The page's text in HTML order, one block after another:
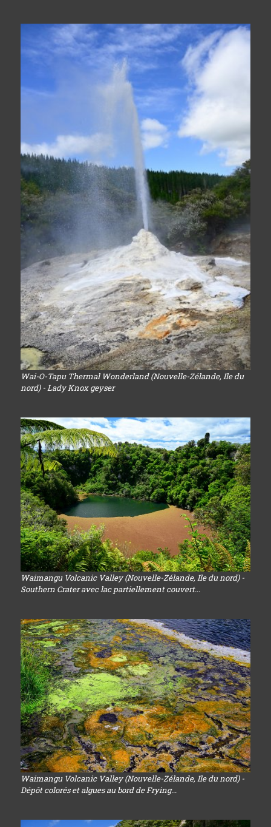
Wai-O-Tapu Thermal Wonderland (Nouvelle-Zélande, Ile du
nord) - Lady Knox geyser
Waimangu Volcanic Valley (Nouvelle-Zélande, Ile du nord) -
Southern Crater avec lac partiellement couvert...
Waimangu Volcanic Valley (Nouvelle-Zélande, Ile du nord) -
Dépôt colorés et algues au bord de Frying...